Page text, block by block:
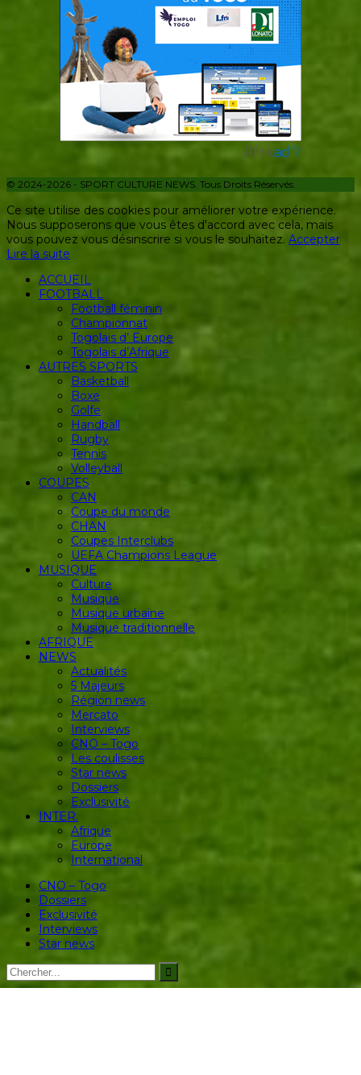
© 2024-2026 - SPORT CULTURE NEWS. Tous Droits Réservés.
Ce site utilise des cookies pour améliorer votre expérience.
Nous supposerons que vous êtes d'accord avec cela, mais
vous pouvez vous désinscrire si vous le souhaitez. Accepter
Lire la suite
ACCUEIL
FOOTBALL
Football féminin
Championnat
Togolais d’ Europe
Togolais d’Afrique
AUTRES SPORTS
Basketball
Boxe
Golfe
Handball
Rugby
Tennis
Volleyball
COUPES
CAN
Coupe du monde
CHAN
Coupes Interclubs
UEFA Champions League
MUSIQUE
Culture
Musique
Musique urbaine
Musique traditionnelle
AFRIQUE
NEWS
Actualités
5 Majeurs
Région news
Mercato
Interviews
CNO – Togo
Les coulisses
Star news
Dossiers
Exclusivité
INTER.
Afrique
Europe
International
CNO – Togo
Dossiers
Exclusivité
Interviews
Star news